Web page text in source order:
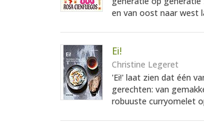
en van oost naar west
Ei!
Christine Legeret
'Ei!' laat zien dat één
gerechten: van
robuuste curryomelet